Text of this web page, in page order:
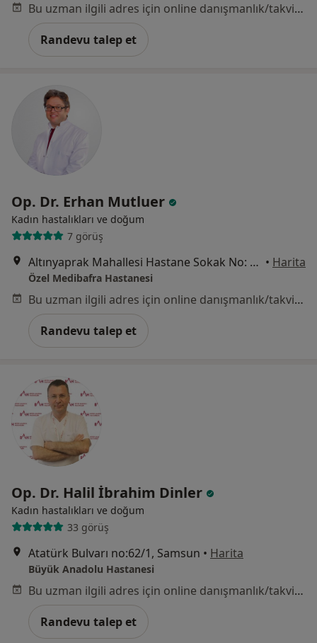
Bu uzman ilgili adres için online danışmanlık/takvim sunmuyor.
Randevu talep et
Op. Dr. Erhan Mutluer
Kadın hastalıkları ve doğum
7 görüş
Altınyaprak Mahallesi Hastane Sokak No: 27, Bafra • Harita
Özel Medibafra Hastanesi
Bu uzman ilgili adres için online danışmanlık/takvim sunmuyor.
Randevu talep et
Op. Dr. Halil İbrahim Dinler
Kadın hastalıkları ve doğum
33 görüş
Atatürk Bulvarı no:62/1, Samsun • Harita
Büyük Anadolu Hastanesi
Bu uzman ilgili adres için online danışmanlık/takvim sunmuyor.
Randevu talep et